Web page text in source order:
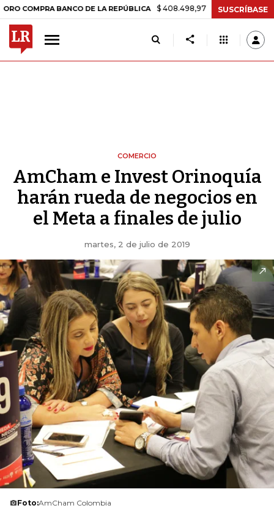
BANCO DE LA REPÚBLICA $ 408.498,97 +$ 8.753,81 +2,19%
SUSCRÍBASE
COMERCIO
AmCham e Invest Orinoquía
harán rueda de negocios en
el Meta a finales de julio
martes, 2 de julio de 2019
Foto:AmCham Colombia